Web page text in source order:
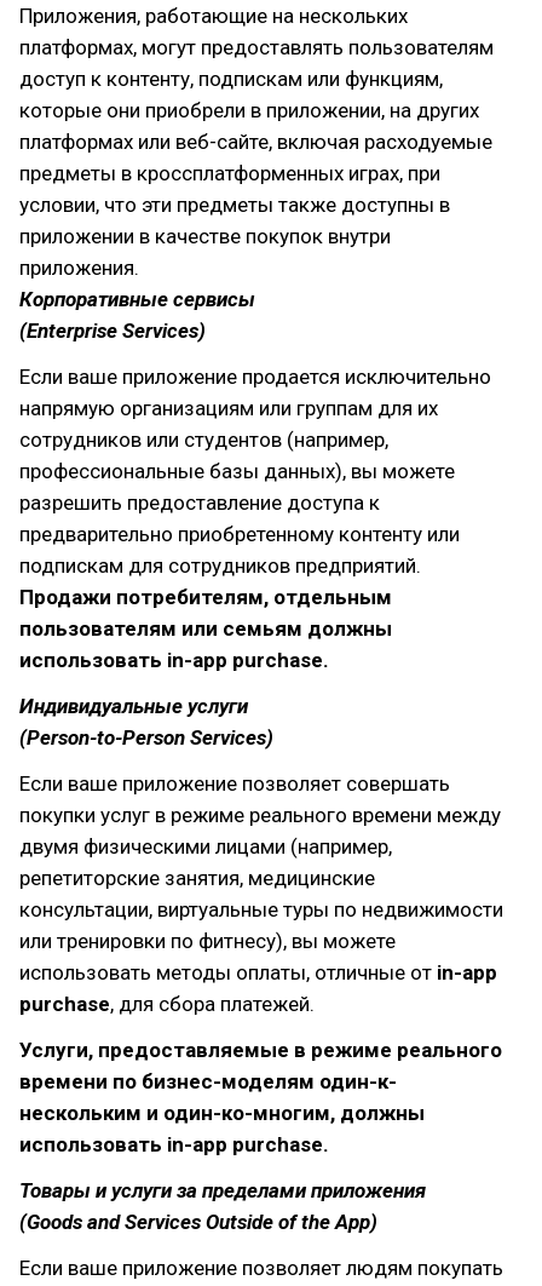
Приложения, работающие на нескольких
платформах, могут предоставлять пользователям
доступ к контенту, подпискам или функциям,
которые они приобрели в приложении, на других
платформах или веб-сайте, включая расходуемые
предметы в кроссплатформенных играх, при
условии, что эти предметы также доступны в
приложении в качестве покупок внутри
приложения.
Корпоративные сервисы
(Enterprise Services)
Если ваше приложение продается исключительно
напрямую организациям или группам для их
сотрудников или студентов (например,
профессиональные базы данных), вы можете
разрешить предоставление доступа к
предварительно приобретенному контенту или
подпискам для сотрудников предприятий.
Продажи потребителям, отдельным
пользователям или семьям должны
использовать in-app purchase.
Индивидуальные услуги
(Person-to-Person Services)
Если ваше приложение позволяет совершать
покупки услуг в режиме реального времени между
двумя физическими лицами (например,
репетиторские занятия, медицинские
консультации, виртуальные туры по недвижимости
или тренировки по фитнесу), вы можете
использовать методы оплаты, отличные от in-app
purchase, для сбора платежей.
Услуги, предоставляемые в режиме реального
времени по бизнес-моделям один-к-
нескольким и один-ко-многим, должны
использовать in-app purchase.
Товары и услуги за пределами приложения
(Goods and Services Outside of the App)
Если ваше приложение позволяет людям покупать